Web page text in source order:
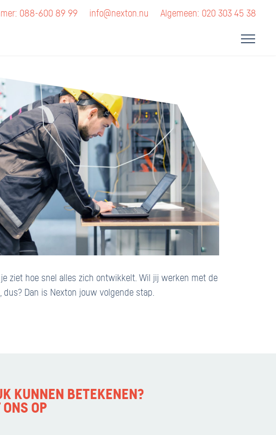
088-600 89 99 info@nexton.nu Algemeen: 020 303 45 38
ziet hoe snel alles zich ontwikkelt. Wil jij werken met de
Dan is Nexton jouw volgende stap.
KUNNEN BETEKENEN?
OP